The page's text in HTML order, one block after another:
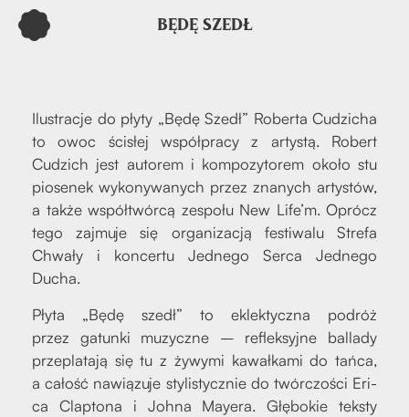
BĘDĘ SZEDŁ
Ilu­stra­cje do pły­ty „Będę Szedł” Rober­ta Cudzi­cha
to owoc ści­słej współ­pra­cy z arty­stą. Robert
Cudzich jest auto­rem i kom­po­zy­to­rem oko­ło stu
pio­se­nek wyko­ny­wa­nych przez zna­nych arty­stów,
a tak­że współ­twór­cą zespo­łu New Life’m. Oprócz
tego zaj­mu­je się orga­ni­za­cją festi­wa­lu Stre­fa
Chwa­ły i kon­cer­tu Jed­ne­go Ser­ca Jed­ne­go
Ducha.
Pły­ta „Będę szedł” to eklek­tycz­na podróż
przez gatun­ki muzycz­ne – reflek­syj­ne bal­la­dy
prze­pla­ta­ją się tu z żywy­mi kawał­ka­mi do tań­ca,
a całość nawią­zu­je sty­li­stycz­nie do twór­czo­ści Eri­
ca Clap­to­na i Joh­na May­era. Głę­bo­kie tek­sty